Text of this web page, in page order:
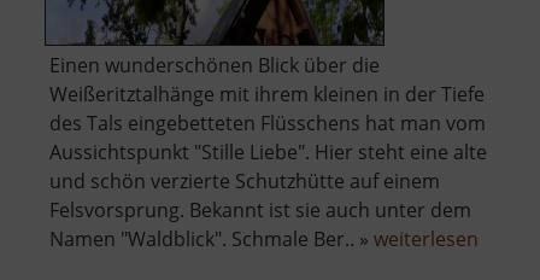
Einen wunderschönen Blick über die
Weißeritztalhänge mit ihrem kleinen in der Tiefe
des Tals eingebetteten Flüsschens hat man vom
Aussichtspunkt "Stille Liebe". Hier steht eine alte
und schön verzierte Schutzhütte auf einem
Felsvorsprung. Bekannt ist sie auch unter dem
Namen "Waldblick". Schmale Ber.. » weiterlesen